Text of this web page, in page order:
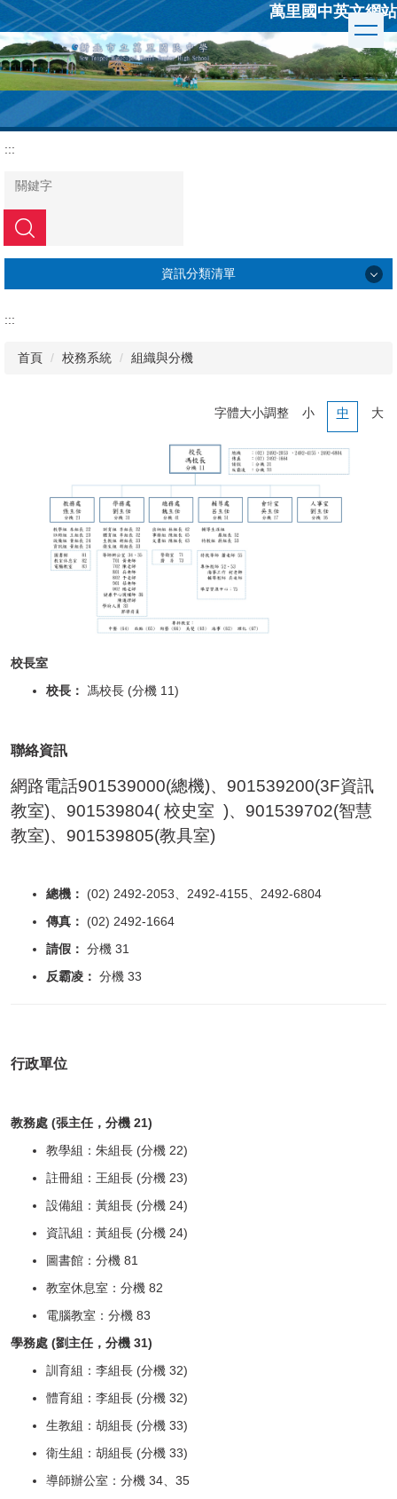
跳
到
主
要
容
區
萬里國中英文網站
:::
搜尋
資訊分類清單
行政組織
處室表單區
正常教學專區
獎助學金申請
防疫期間輔導專區
友善校園專區
防災教育專區
反霸凌專區
生涯發展教育
家庭教育
校外人士協助教學或活動
國際教育專區
母語日專區
學生申訴及再申訴專區
學校特色課程
學習扶助成長測驗
閱讀專區
搶救分數大作戰(減C計畫)
:::
首頁 校務系統 組織與分機
字體大小調整 小 中 大
校長室
校長：
馮校長 (分機 11)
聯絡資訊
網路電話901539000(總機)、901539200(3F資訊
教室)、901539804( 校史室 )、901539702(智慧
教室)、 901539805(教具室)
總機：
(02) 2492-2053、2492-4155、2492-6804
傳真：
(02) 2492-1664
請假： 分機 31
反霸凌： 分機 33
行政單位
教務處 (張主任，分機 21)
教學組：朱組長 (分機 22)
註冊組：王組長 (分機 23)
設備組：黃組長 (分機 24)
資訊組：黃組長 (分機 24)
圖書館：分機 81
教室休息室：分機 82
電腦教室：分機 83
學務處 (劉主任，分機 31)
訓育組：李組長 (分機 32)
體育組：李組長 (分機 32)
生教組：胡組長 (分機 33)
衛生組：胡組長 (分機 33)
導師辦公室：分機 34、35